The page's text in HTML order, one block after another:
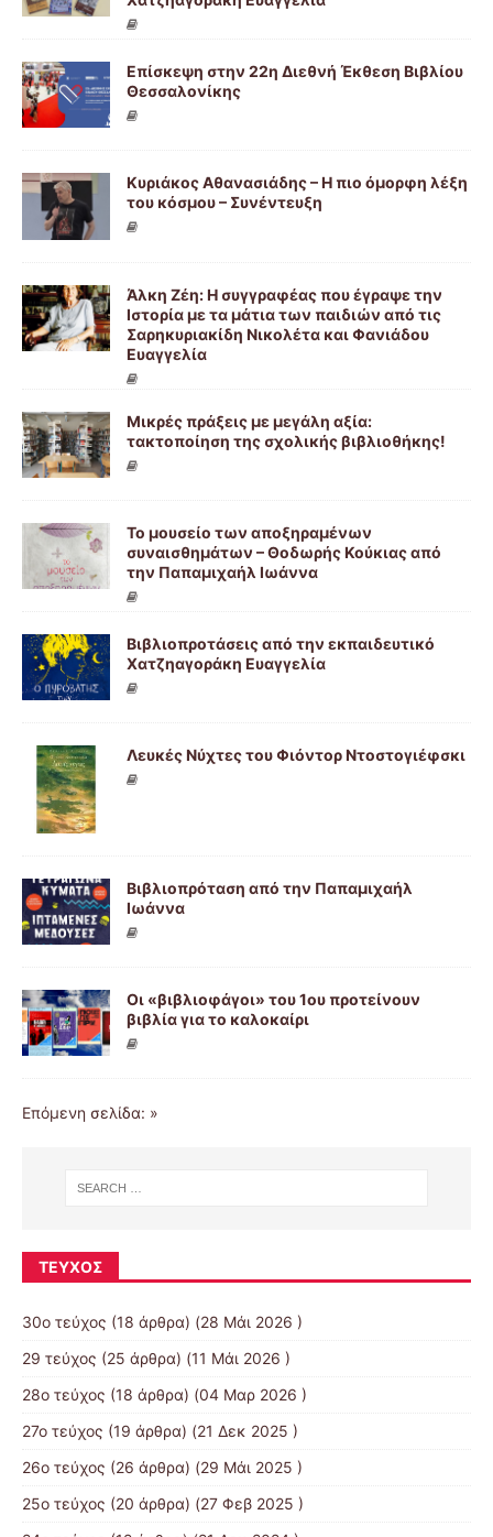
Επίσκεψη στην 22η Διεθνή Έκθεση Βιβλίου
Θεσσαλονίκης
Κυριάκος Αθανασιάδης – Η πιο όμορφη λέξη
του κόσμου – Συνέντευξη
Άλκη Ζέη: Η συγγραφέας που έγραψε την
Ιστορία με τα μάτια των παιδιών από τις
Σαρηκυριακίδη Νικολέτα και Φανιάδου
Ευαγγελία
Μικρές πράξεις με μεγάλη αξία:
τακτοποίηση της σχολικής βιβλιοθήκης!
Το μουσείο των αποξηραμένων
συναισθημάτων – Θοδωρής Κούκιας από
την Παπαμιχαήλ Ιωάννα
Βιβλιοπροτάσεις από την εκπαιδευτικό
Χατζηαγοράκη Ευαγγελία
Λευκές Νύχτες του Φιόντορ Ντοστογιέφσκι
Βιβλιοπρόταση από την Παπαμιχαήλ
Ιωάννα
Οι «βιβλιοφάγοι» του 1ου προτείνουν
βιβλία για το καλοκαίρι
Επόμενη σελίδα: »
ΤΕΎΧΟΣ
30ο τεύχος (18 άρθρα) (28 Μάι 2026 )
29 τεύχος (25 άρθρα) (11 Μάι 2026 )
28ο τεύχος (18 άρθρα) (04 Μαρ 2026 )
27ο τεύχος (19 άρθρα) (21 Δεκ 2025 )
26ο τεύχος (26 άρθρα) (29 Μάι 2025 )
25ο τεύχος (20 άρθρα) (27 Φεβ 2025 )